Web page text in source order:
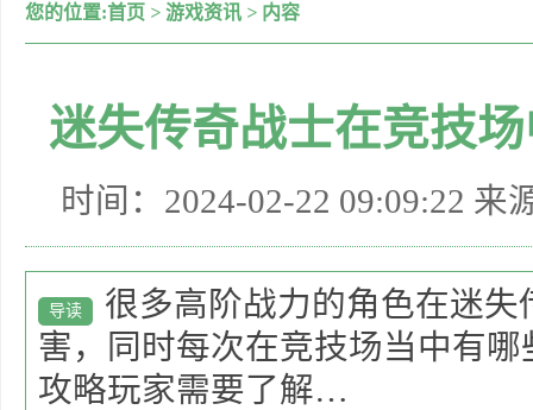
您的位置:首页 > 游戏资讯 > 内容
迷失传奇战士在竞技
时间：2024-02-22 09:09:22 来
导读
很多高阶战力的角色在迷
害，同时每次在竞技场当中有
攻略玩家需要了解…